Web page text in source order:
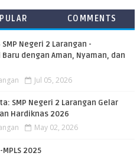
COMMENTS
SMP Negeri 2 Larangan -
dengan Aman, Nyaman, dan
Jul 05, 2026
SMP Negeri 2 Larangan Gelar
Hardiknas 2026
May 02, 2026
2025